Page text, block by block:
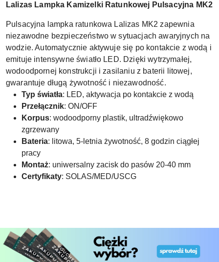
Lalizas Lampka Kamizelki Ratunkowej Pulsacyjna MK2
Pulsacyjna lampka ratunkowa Lalizas MK2 zapewnia
niezawodne bezpieczeństwo w sytuacjach awaryjnych na
wodzie. Automatycznie aktywuje się po kontakcie z wodą i
emituje intensywne światło LED. Dzięki wytrzymałej,
wodoodpornej konstrukcji i zasilaniu z baterii litowej,
gwarantuje długą żywotność i niezawodność.
Typ światła: LED, aktywacja po kontakcie z wodą
Przełącznik: ON/OFF
Korpus: wodoodporny plastik, ultradźwiękowo
zgrzewany
Bateria: litowa, 5-letnia żywotność, 8 godzin ciągłej
pracy
Montaż: uniwersalny zacisk do pasów 20-40 mm
Certyfikaty: SOLAS/MED/USCG